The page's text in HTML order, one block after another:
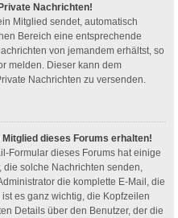
Nachrichten!
Mitglied sendet, automatisch
Bereich eine entsprechende
von jemandem erhältst, so
melden. Dieser kann dem
Nachrichten zu versenden.
dieses Forums erhalten!
Formular dieses Forums hat einige
solche Nachrichten senden,
die komplette E-Mail, die
es ganz wichtig, die Kopfzeilen
Details über den Benutzer, der die